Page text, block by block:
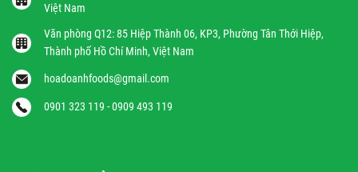
Việt Nam
Văn phòng Q12: 85 Hiệp Thành 06, KP3, Phường Tân Thới Hiệp,
Thành phố Hồ Chí Minh, Việt Nam
hoadoanhfoods@gmail.com
0901 323 119 - 0909 493 119